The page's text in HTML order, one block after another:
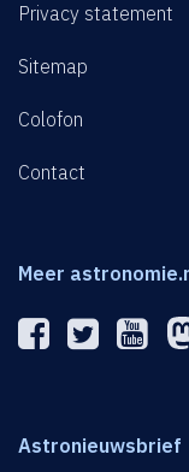
Privacy statement
Sitemap
Colofon
Contact
Meer
Astronieuwsbrief